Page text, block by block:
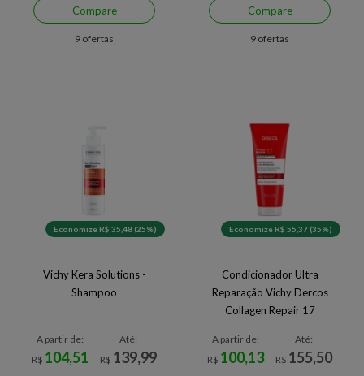
Compare
9 ofertas
Compare
9 ofertas
Economize R$ 35,48 (25%)
Vichy Kera Solutions -
Shampoo
A partir de:
R$ 104,51
Até:
R$ 139,99
Economize R$ 55,37 (35%)
Condicionador Ultra
Reparação Vichy Dercos
Collagen Repair 17
A partir de:
R$ 100,13
Até:
R$ 155,50